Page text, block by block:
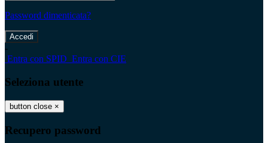
Password dimenticata?
-
Entra con SPID Entra con CIE
Seleziona utente
button close ×
Recupero password